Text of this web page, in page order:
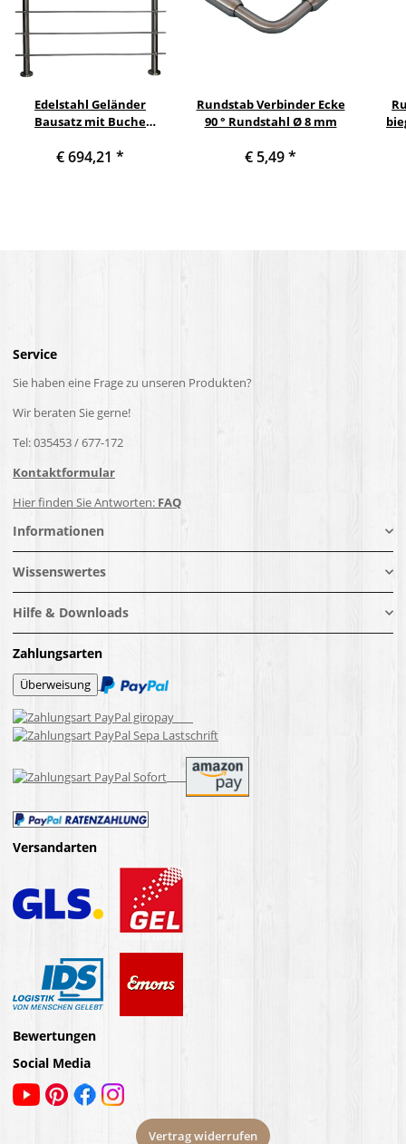
Edelstahl Geländer
Bausatz mit Buche
6 Pfosten mit 5 Streben
€ 694,21 *
Rundstab Verbinder Ecke
90 ° Rundstahl Ø 8 mm
€ 5,49*
Service
Sie haben eine Frage zu unseren Produkten?
Wir beraten Sie gerne!
Tel: 035453 / 677-172
Kontaktformular
Hier finden Sie Antworten: FAQ
Informationen
Wissenswertes
Hilfe & Downloads
Zahlungsarten
Versandarten
Bewertungen
Social Media
Vertrag widerrufen